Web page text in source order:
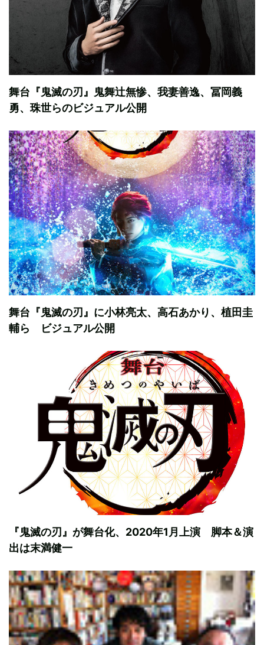
舞台『鬼滅の刃』鬼舞辻無惨、我妻善逸、冨岡義
勇、珠世らのビジュアル公開
舞台『鬼滅の刃』に小林亮太、高石あかり、植田圭
輔ら ビジュアル公開
『鬼滅の刃』が舞台化、2020年1月上演 脚本＆演
出は末満健一